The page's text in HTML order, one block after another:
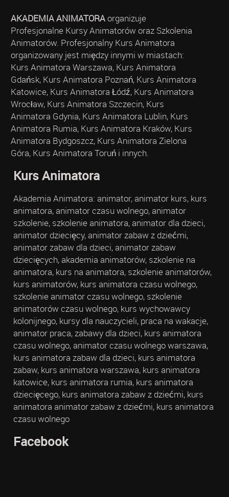
AKADEMIA ANIMATORAorganizuje
Profesjonalne Kursy Animatorów oraz Szkolenia
Animatorów. Profesjonalny Kurs Animatora
organizowany jest między innymi w miastach:
Kurs Animatora Warszawa, Kurs Animatora
Gdańsk, Kurs Animatora Poznań, Kurs Animatora
Katowice, Kurs Animatora Łódź, Kurs Animatora
Wrocław, Kurs Animatora Szczecin, Kurs
Animatora Gdynia, Kurs Animatora Lublin, Kurs
Animatora Rumia, Kurs Animatora Kraków, Kurs
Animatora Bydgoszcz, Kurs Animatora Zielona
Góra, Kurs Animatora Toruń i innych.
Kurs Animatora
Akademia Animatora: animator, animator kurs, kurs
animatora, animator czasu wolnego, animator
szkolenie, szkolenie animatora, animator dla dzieci,
animator dziecięcy, animator zabaw z dziećmi,
animator zabaw dla dzieci, animator zabaw
dziecięcych, akademia animatorów, szkolenie na
animatora, kurs na animatora, szkolenie animatorów,
kurs animatorów, kurs animatora czasu wolnego,
szkolenie animator czasu wolnego, szkolenie
animatorów czasu wolnego, kurs wychowawcy
kolonijnego, kursy dla nauczycieli, praca na wakacje,
animator praca, zabawy dla dzieci, kurs animatora
czasu wolnego, animator czasu wolnego warszawa,
kurs animatora zabaw dla dzieci, kurs animatora
zabaw, kurs animatora warszawa, kurs animatora
katowice, kurs animatora rumia, kurs animatora
dziecięcego, kurs animatora zabaw z dziećmi, kurs
animatora animator zabaw z dziećmi, kurs animatora
czasu wolnego
Facebook